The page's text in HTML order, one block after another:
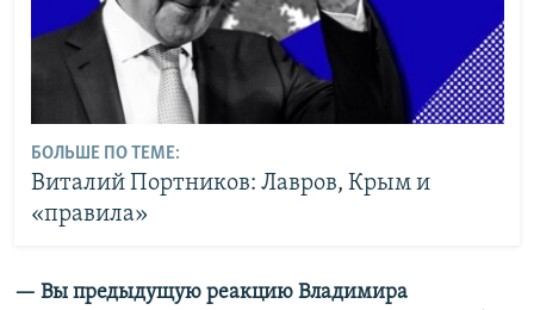
БОЛЬШЕ ПО ТЕМЕ:
Виталий Портников: Лавров, Крым и
«правила»
— Вы предыдущую реакцию Владимира